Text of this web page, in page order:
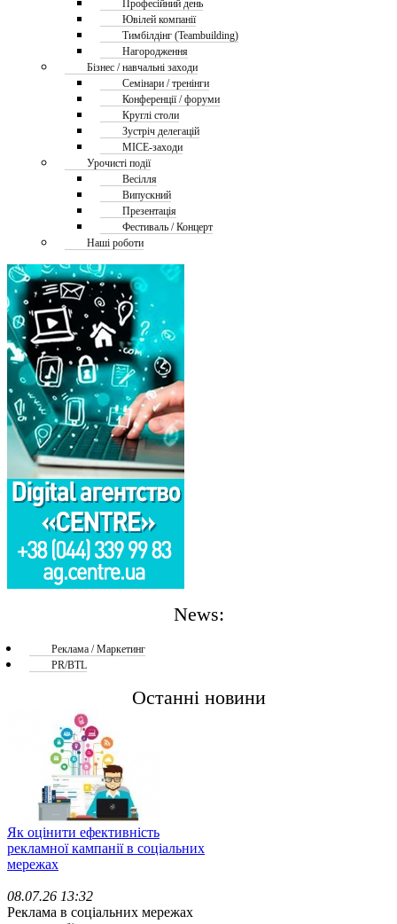
Професійний день
Ювілей компанії
Тимбілдінг (Teambuilding)
Нагородження
Бізнес / навчальні заходи
Семінари / тренінги
Конференції / форуми
Круглі столи
Зустріч делегацій
MICE-заходи
Урочисті події
Весілля
Випускний
Презентація
Фестиваль / Концерт
Наші роботи
News:
Реклама / Маркетинг
PR/BTL
Останні новини
Як оцінити ефективність
рекламної кампанії в соціальних
мережах
08.07.26 13:32
Реклама в соціальних мережах